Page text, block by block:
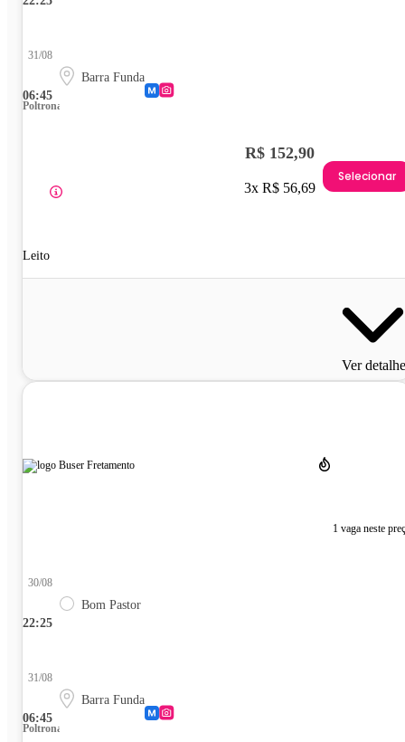
06:45
31/08
Barra Funda
Poltrona
Leito
R$ 152,90
3x R$ 56,69
Selecionar
Ver
1 vaga neste
22:25
30/08
Bom Pastor
06:45
31/08
Barra Funda
Poltrona